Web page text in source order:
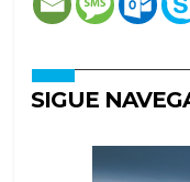
SIGUE